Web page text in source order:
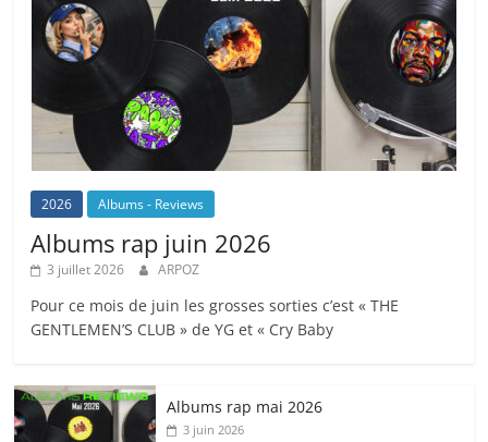
2026 Albums - Reviews
Albums rap juin 2026
3 juillet 2026 ARPOZ
Pour ce mois de juin les grosses sorties c’est « THE
GENTLEMEN’S CLUB » de YG et « Cry Baby
Albums rap mai 2026
3 juin 2026